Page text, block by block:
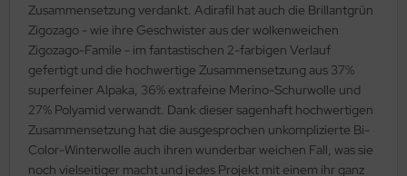
Zusammensetzung verdankt. Adirafil hat auch die Brillantgrün
Zigozago - wie ihre Geschwister aus der wolkenweichen
Zigozago-Famile - im fantastischen 2-farbigen Verlauf
gefertigt und die hochwertige Zusammensetzung aus 37%
superfeiner Alpaka, 36% extrafeine Merino-Schurwolle und
27% Polyamid verwandt. Dank dieser sagenhaft hochwertigen
Zusammensetzung hat die ausgesprochen unkomplizierte Bi-
Color-Winterwolle auch ihren wunderbar weichen Fall, was sie
noch vielseitiger macht und jedes Projekt mit einem ihr ganz